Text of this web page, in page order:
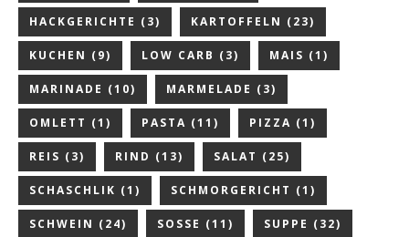
HACKGERICHTE (3) KARTOFFELN (23)
KUCHEN (9) LOW CARB (3) MAIS (1)
MARINADE (10) MARMELADE (3)
OMLETT (1) PASTA (11) PIZZA (1)
REIS (3) RIND (13) SALAT (25)
SCHASCHLIK (1) SCHMORGERICHT (1)
SCHWEIN (24) SOSSE (11) SUPPE (32)